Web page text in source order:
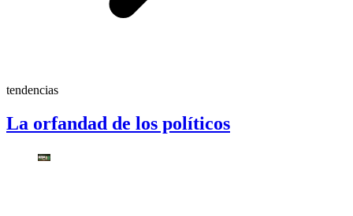
tendencias
La orfandad de los políticos